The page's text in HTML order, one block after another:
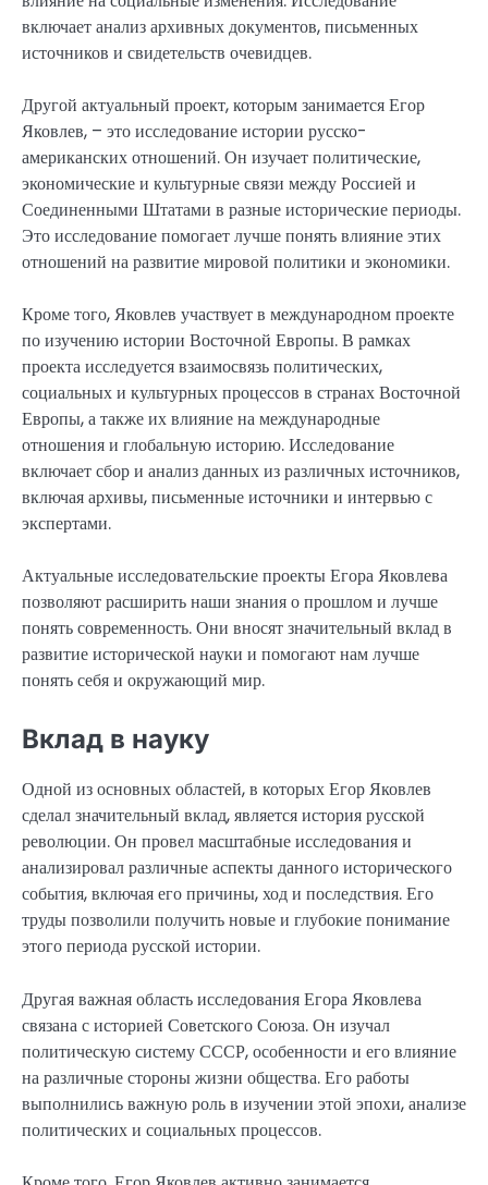
включает анализ архивных документов, письменных
источников и свидетельств очевидцев.
Другой актуальный проект, которым занимается Егор
Яковлев, – это исследование истории русско-
американских отношений. Он изучает политические,
экономические и культурные связи между Россией и
Соединенными Штатами в разные исторические периоды.
Это исследование помогает лучше понять влияние этих
отношений на развитие мировой политики и экономики.
Кроме того, Яковлев участвует в международном проекте
по изучению истории Восточной Европы. В рамках
проекта исследуется взаимосвязь политических,
социальных и культурных процессов в странах Восточной
Европы, а также их влияние на международные
отношения и глобальную историю. Исследование
включает сбор и анализ данных из различных источников,
включая архивы, письменные источники и интервью с
экспертами.
Актуальные исследовательские проекты Егора Яковлева
позволяют расширить наши знания о прошлом и лучше
понять современность. Они вносят значительный вклад в
развитие исторической науки и помогают нам лучше
понять себя и окружающий мир.
Вклад в науку
Одной из основных областей, в которых Егор Яковлев
сделал значительный вклад, является история русской
революции. Он провел масштабные исследования и
анализировал различные аспекты данного исторического
события, включая его причины, ход и последствия. Его
труды позволили получить новые и глубокие понимание
этого периода русской истории.
Другая важная область исследования Егора Яковлева
связана с историей Советского Союза. Он изучал
политическую систему СССР, особенности и его влияние
на различные стороны жизни общества. Его работы
выполнились важную роль в изучении этой эпохи, анализе
политических и социальных процессов.